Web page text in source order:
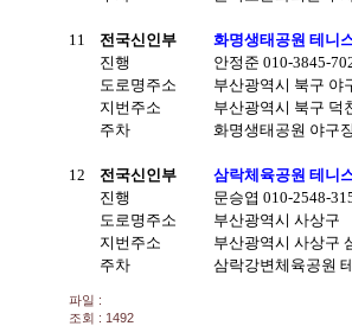
11 전국신인부
화명생태공원 테니
진행
안정준 010-3845-
도로명주소
부산광역시 북구 야
지번주소
부산광역시 북구 덕
주차
화명생태공원 야구
12 전국신인부
삼락체육공원 테니
진행
문승엽 010-2548-
도로명주소
부산광역시 사상구
지번주소
부산광역시 사상구
주차
삼락강변체육공원
파일 :
조회 : 1492